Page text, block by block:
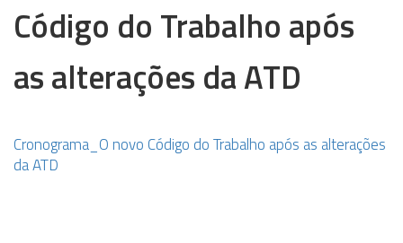
Código do Trabalho após
as alterações da ATD
Cronograma_O novo Código do Trabalho após as alterações
da ATD